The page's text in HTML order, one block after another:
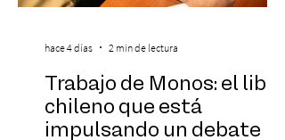
Trabajo de Monos: el libro
chileno que está
impulsando un debate
hace 4 días 2 min de lectura